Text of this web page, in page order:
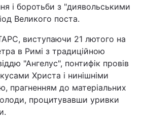
і боротьби з "диявольськими
Великого поста.
виступаючи 21 лютого на
в Римі з традиційною
"Ангелус", понтифік провів
Христа і нинішніми
прагненням до матеріальних
процитувавши уривки